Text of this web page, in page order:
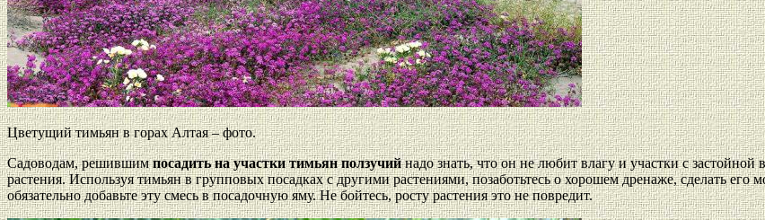
Цветущий тимьян в горах Алтая – фото.
Садоводам, решившимпосадить на участки тимьян ползучийнадо знать, что он не любит влагу и участки с
растения. Используя тимьян в групповых посадках с другими растениями, позаботьтесь о хорошем дренаже, сделать его
обязательно добавьте эту смесь в посадочную яму. Не бойтесь, росту растения это не повредит.